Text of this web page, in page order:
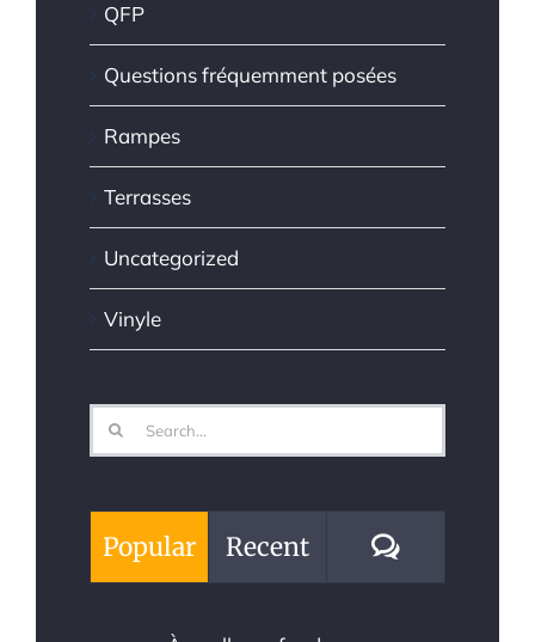
QFP
Questions fréquemment posées
Rampes
Terrasses
Uncategorized
Vinyle
Search
for:
Popular Recent Comments